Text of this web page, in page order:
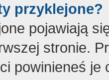
przyklejone?
pojawiają
stronie.
powinieneś je